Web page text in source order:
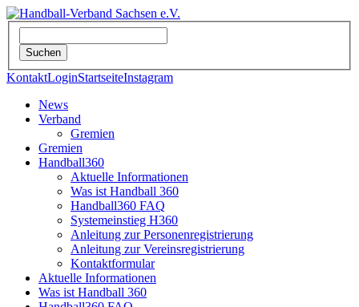
KontaktLoginStartseiteInstagram
News
Verband
Gremien
Gremien
Handball360
Aktuelle Informationen
Was ist Handball 360
Handball360 FAQ
Systemeinstieg H360
Anleitung zur Personenregistrierung
Anleitung zur Vereinsregistrierung
Kontaktformular
Aktuelle Informationen
Was ist Handball 360